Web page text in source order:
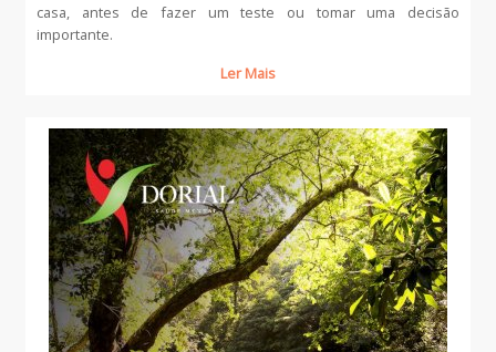
casa, antes de fazer um teste ou tomar uma decisão
importante.
Ler Mais